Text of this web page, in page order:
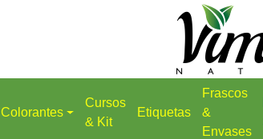
Colorantes
Cursos
& Kit
Etiquetas
Frascos
&
Envases